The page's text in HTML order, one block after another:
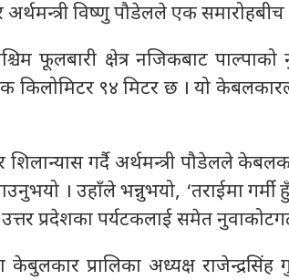
विष्णु पौडेलले एक
फूलबारी क्षेत्र नजिकबाट
किलोमिटर ९४ मिटर छ । यो
गर्दै अर्थमन्त्री पौडेलले
। उहाँले भन्नुभयो, ‘तराईमा
प्रदेशका पर्यटकलाई समेत
केबुलकार प्रालिका अध्यक्ष